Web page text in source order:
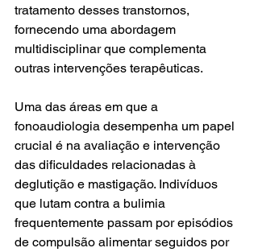
tratamento desses transtornos,
fornecendo uma abordagem
multidisciplinar que complementa
outras intervenções terapêuticas.
Uma das áreas em que a
fonoaudiologia desempenha um papel
crucial é na avaliação e intervenção
das dificuldades relacionadas à
deglutição e mastigação. Indivíduos
que lutam contra a bulimia
frequentemente passam por episódios
de compulsão alimentar seguidos por